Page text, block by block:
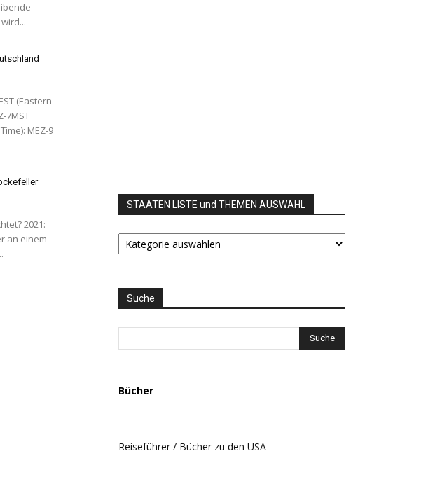
(Eastern
7MST
MEZ-9
STAATEN LISTE und THEMEN AUSWAHL
STAATEN
LISTE
AUSWAHL
Suche
Bücher
Reiseführer / Bücher zu den USA